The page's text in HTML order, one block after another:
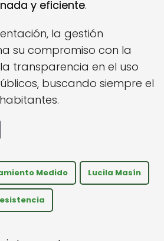
y eficiente.
la gestión
su compromiso con la
transparencia en el uso
buscando siempre el
ai
l
Medido Lucila Masín